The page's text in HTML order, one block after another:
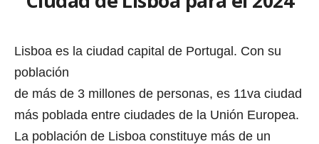
Lisboa es la ciudad capital de Portugal. Con su
población
de más de 3 millones de personas, es 11va ciudad
más poblada entre ciudades de la Unión Europea.
La población de Lisboa constituye más de un